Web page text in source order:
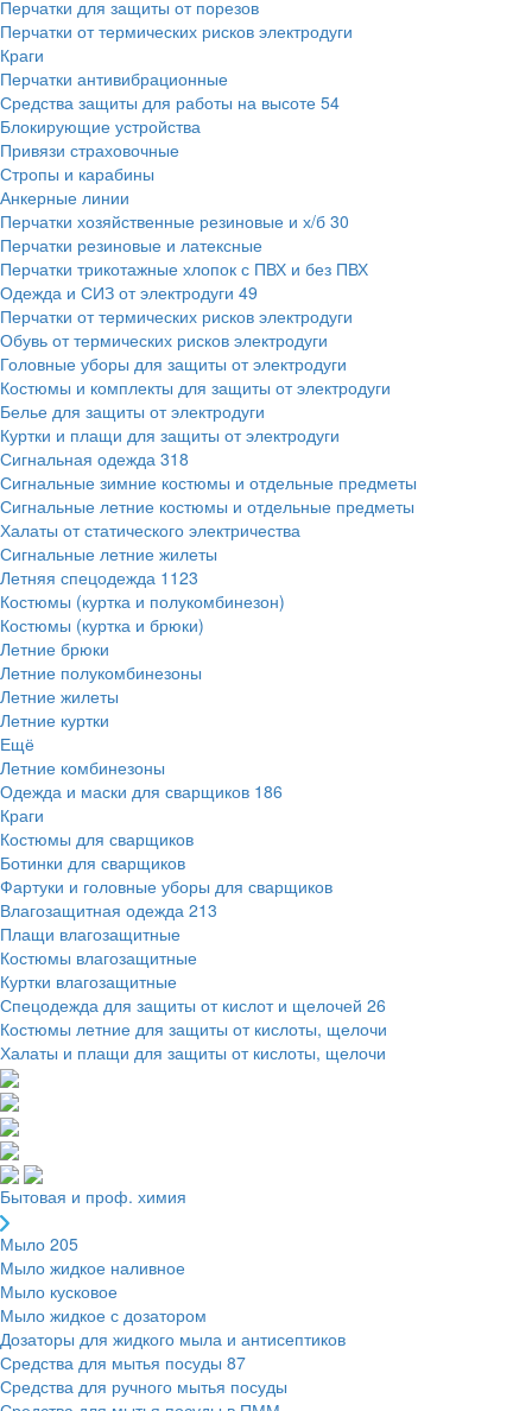
Перчатки для защиты от порезов
Перчатки от термических рисков электродуги
Краги
Перчатки антивибрационные
Средства защиты для работы на высоте 54
Блокирующие устройства
Привязи страховочные
Стропы и карабины
Анкерные линии
Перчатки хозяйственные резиновые и х/б 30
Перчатки резиновые и латексные
Перчатки трикотажные хлопок с ПВХ и без ПВХ
Одежда и СИЗ от электродуги 49
Перчатки от термических рисков электродуги
Обувь от термических рисков электродуги
Головные уборы для защиты от электродуги
Костюмы и комплекты для защиты от электродуги
Белье для защиты от электродуги
Куртки и плащи для защиты от электродуги
Сигнальная одежда 318
Сигнальные зимние костюмы и отдельные предметы
Сигнальные летние костюмы и отдельные предметы
Халаты от статического электричества
Сигнальные летние жилеты
Летняя спецодежда 1123
Костюмы (куртка и полукомбинезон)
Костюмы (куртка и брюки)
Летние брюки
Летние полукомбинезоны
Летние жилеты
Летние куртки
Ещё
Летние комбинезоны
Одежда и маски для сварщиков 186
Краги
Костюмы для сварщиков
Ботинки для сварщиков
Фартуки и головные уборы для сварщиков
Влагозащитная одежда 213
Плащи влагозащитные
Костюмы влагозащитные
Куртки влагозащитные
Спецодежда для защиты от кислот и щелочей 26
Костюмы летние для защиты от кислоты, щелочи
Халаты и плащи для защиты от кислоты, щелочи
Бытовая и проф. химия
Мыло 205
Мыло жидкое наливное
Мыло кусковое
Мыло жидкое с дозатором
Дозаторы для жидкого мыла и антисептиков
Средства для мытья посуды 87
Средства для ручного мытья посуды